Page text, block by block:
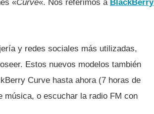
«Curve«. Nos referimos a BlackBerry
y redes sociales más utilizadas,
Estos nuevos modelos también
Curve hasta ahora (7 horas de
música, o escuchar la radio FM con